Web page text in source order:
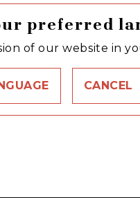
preferred
of our website in
CANCEL